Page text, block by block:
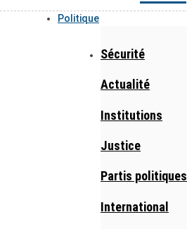
Politique
Sécurité
Actualité
Institutions
Justice
Partis politiques
International